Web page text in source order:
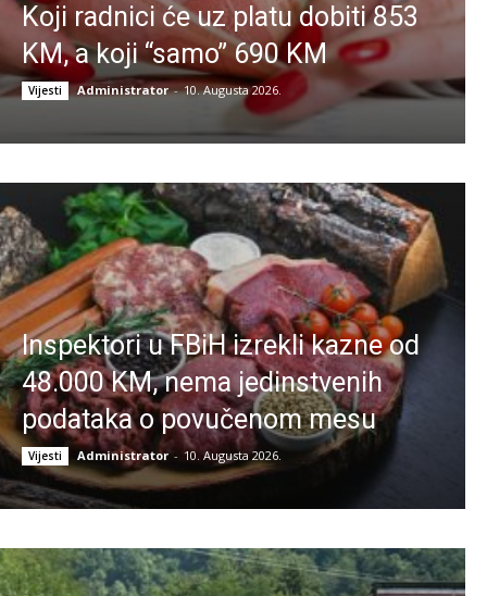
Koji radnici će uz platu dobiti 853
KM, a koji “samo” 690 KM
Vijesti Administrator - 10. Augusta 2026.
Inspektori u FBiH izrekli kazne od
48.000 KM, nema jedinstvenih
podataka o povučenom mesu
Vijesti Administrator - 10. Augusta 2026.